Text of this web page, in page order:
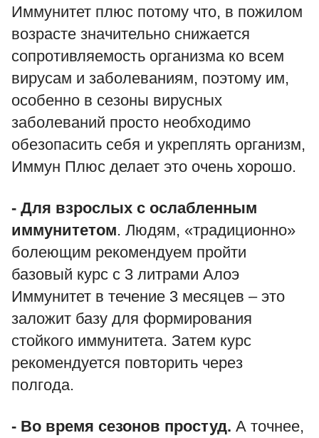
Иммунитет плюс потому что, в пожилом
возрасте значительно снижается
сопротивляемость организма ко всем
вирусам и заболеваниям, поэтому им,
особенно в сезоны вирусных
заболеваний просто необходимо
обезопасить себя и укреплять организм,
Иммун Плюс делает это очень хорошо.
- Для взрослых с ослабленным
иммунитетом. Людям, «традиционно»
болеющим рекомендуем пройти
базовый курс с 3 литрами Алоэ
Иммунитет в течение 3 месяцев – это
заложит базу для формирования
стойкого иммунитета. Затем курс
рекомендуется повторить через
полгода.
- Во время сезонов простуд. А точнее,